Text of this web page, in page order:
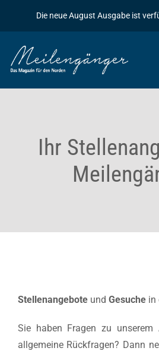
Die neue August Ausgabe ist
Meilengänger
Die Geschichte des Meilengängers
Meilengänger & Freunde
Ihr
Stellenangeboteund Gesuchein
Sie haben Fragen zu unserem
allgemeine Rückfragen? Dann